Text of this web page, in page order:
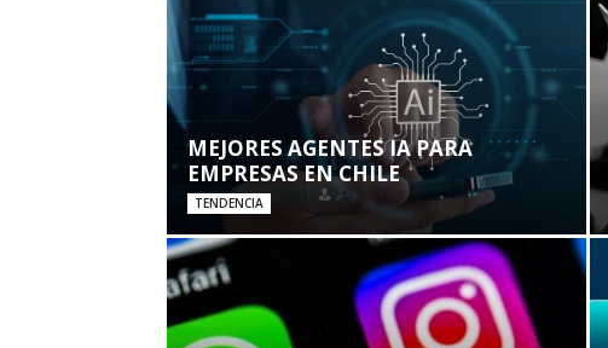
MEJORES AGENTES IA PARA
EMPRESAS EN CHILE
TENDENCIA